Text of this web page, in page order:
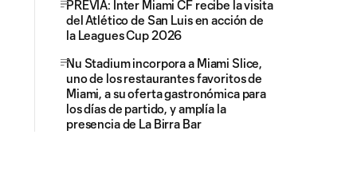
PREVIA: Inter Miami CF recibe la visita
del Atlético de San Luis en acción de
la Leagues Cup 2026
Nu Stadium incorpora a Miami Slice,
uno de los restaurantes favoritos de
Miami, a su oferta gastronómica para
los días de partido, y amplía la
presencia de La Birra Bar